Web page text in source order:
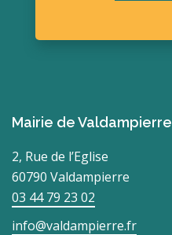
Mairie de Valdampierre
2, Rue de l’Eglise
60790 Valdampierre
03 44 79 23 02
info@valdampierre.fr